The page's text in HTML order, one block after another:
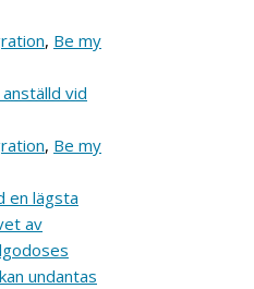
, Be my
vid
, Be my
en lägsta
av
undantas